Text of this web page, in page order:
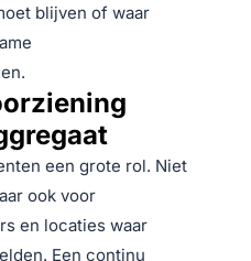
blijven of waar
een grote rol. Niet
ook voor
en locaties waar
Een continu